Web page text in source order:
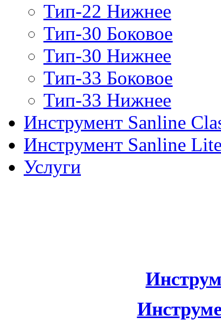
Тип-22 Нижнее
Тип-30 Боковое
Тип-30 Нижнее
Тип-33 Боковое
Тип-33 Нижнее
Инструмент Sanline
Инструмент Sanline
Услуги